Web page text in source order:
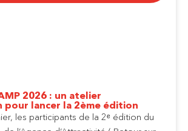
2026 : un atelier
pour lancer la 2ème édition
les participants de la 2ᵉ édition du